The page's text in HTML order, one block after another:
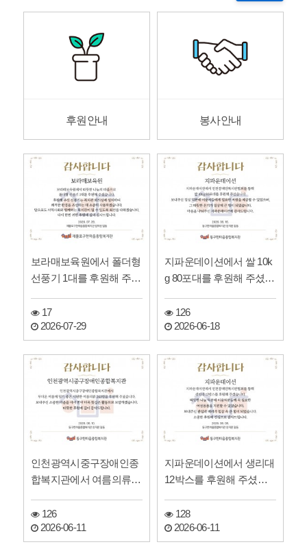
후원안내 봉사안내
보라매보육원에서 폴더형
선풍기 1대를 후원해 주셨
17
2026-07-29
지파운데이션에서 쌀 10k
g 80포대를 후원해 주셨습
126
2026-06-18
인천광역시중구장애인종
합복지관에서 여름의류를
126
2026-06-11
지파운데이션에서 생리대
12박스를 후원해 주셨습
128
2026-06-11